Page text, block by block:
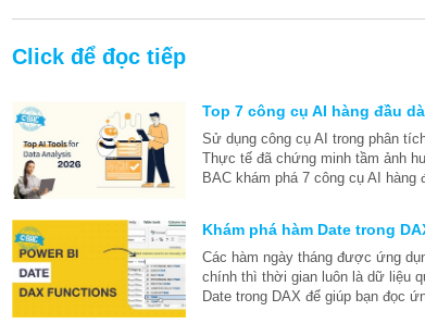
Click để đọc tiếp
Top 7 công cụ AI hàng đầu
Sử dụng công cụ AI trong phân
Thực tế đã chứng minh tầm ảnh
BAC khám phá 7 công cụ AI hàng
Khám phá hàm Date trong
Các hàm ngày tháng được ứng
chính thì thời gian luôn là dữ liệu
Date trong DAX để giúp bạn đọc